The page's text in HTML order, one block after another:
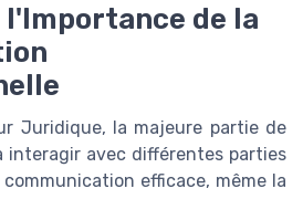
de la
Juridique, la majeure partie de
interagir avec différentes parties
efficace, même la